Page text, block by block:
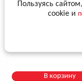
Кинезио тейп
см × 32 м
В корзину
Пользуясь
cookie и